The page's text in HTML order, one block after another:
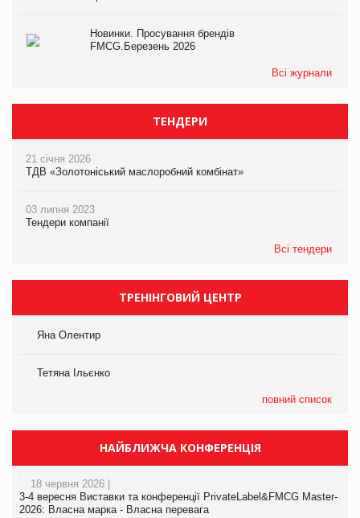
Новинки. Просування брендів
FMCG.Березень 2026
Всі журнали
ТЕНДЕРИ
21 січня 2026
ТДВ «Золотоніський маслоробний комбінат»
03 липня 2023
Тендери компанії
Всі тендери
ТРЕНІНГОВИЙ ЦЕНТР
Яна Олентир
Тетяна Ільєнко
повний список
НАЙБЛИЖЧА КОНФЕРЕНЦІЯ
18 червня 2026 |
3-4 вересня Виставки та конференції PrivateLabel&FMCG Master-
2026: Власна марка - Власна перевага